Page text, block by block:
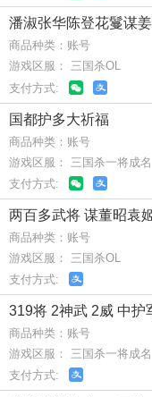
潘淑张华陈登花鬘谋
商品种类：账号
游戏区服： 三国杀OL
支付方式:
国都护多大祈福
商品种类：账号
游戏区服： 三国杀一将成名
支付方式:
两百多武将 谋董昭袁
商品种类：账号
游戏区服： 三国杀OL
支付方式:
319将 2神武 2威 中护
商品种类：账号
游戏区服： 三国杀一将成名
支付方式: